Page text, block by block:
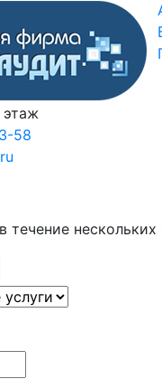
этаж
58
нескольких